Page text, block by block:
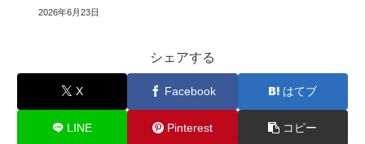
2026年6月23日
シェアする
X Facebook はてブ
LINE Pinterest コピー